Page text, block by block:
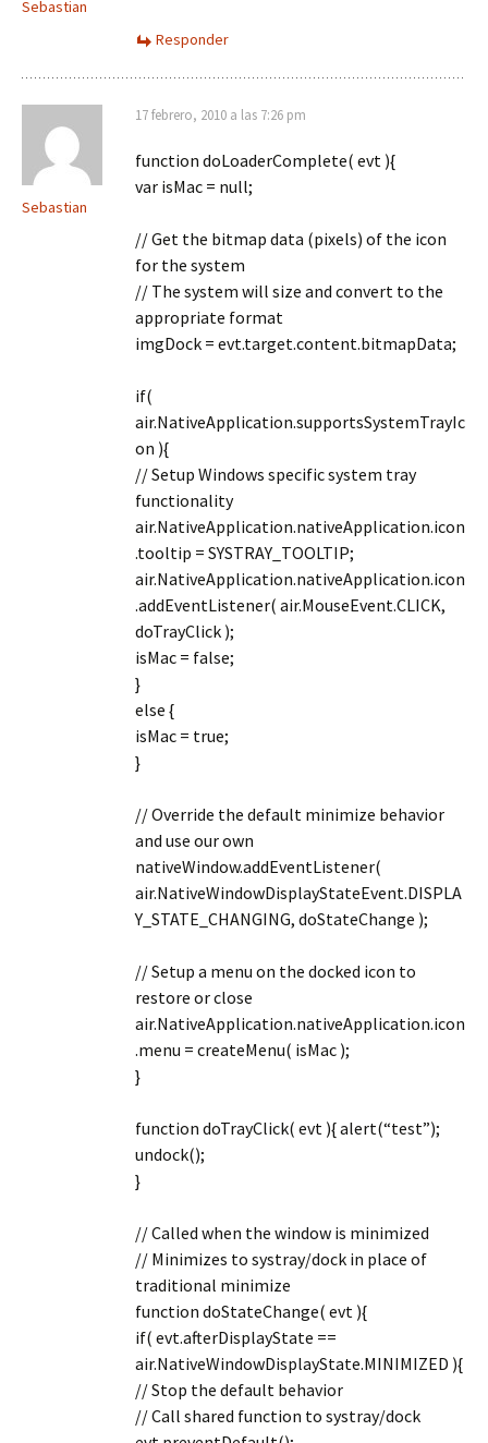
Sebastian
Responder
Sebastian
17 febrero, 2010 a las 7:26 pm
function doLoaderComplete( evt ){
var isMac = null;
// Get the bitmap data (pixels) of the icon
for the system
// The system will size and convert to the
appropriate format
imgDock = evt.target.content.bitmapData;
if(
air.NativeApplication.supportsSystemTrayIc
on ){
// Setup Windows specific system tray
functionality
air.NativeApplication.nativeApplication.icon
.tooltip = SYSTRAY_TOOLTIP;
air.NativeApplication.nativeApplication.icon
.addEventListener( air.MouseEvent.CLICK,
doTrayClick );
isMac = false;
}
else {
isMac = true;
}
// Override the default minimize behavior
and use our own
nativeWindow.addEventListener(
air.NativeWindowDisplayStateEvent.DISPLA
Y_STATE_CHANGING, doStateChange );
// Setup a menu on the docked icon to
restore or close
air.NativeApplication.nativeApplication.icon
.menu = createMenu( isMac );
}
function doTrayClick( evt ){ alert(“test”);
undock();
}
// Called when the window is minimized
// Minimizes to systray/dock in place of
traditional minimize
function doStateChange( evt ){
if( evt.afterDisplayState ==
air.NativeWindowDisplayState.MINIMIZED ){
// Stop the default behavior
// Call shared function to systray/dock